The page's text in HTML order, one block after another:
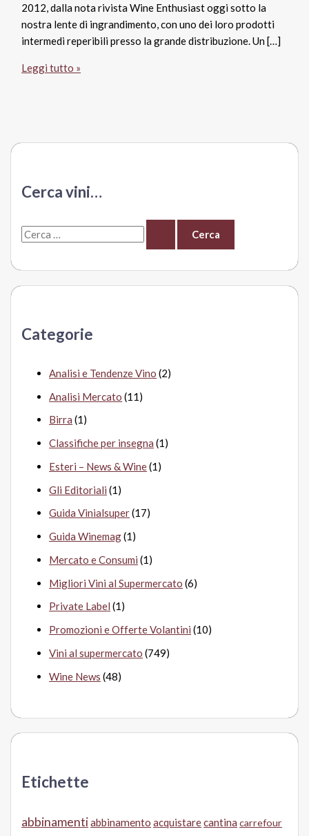
2012, dalla nota rivista Wine Enthusiast oggi sotto la
nostra lente di ingrandimento, con uno dei loro prodotti
intermedi reperibili presso la grande distribuzione. Un […]
Umbria
Caprai
Leggi tutto »
Cerca vini…
C
r
:Categorie
Analisi e Tendenze Vino (2)
Analisi Mercato (11)
Birra (1)
Classifiche per insegna (1)
Esteri – News & Wine(1)
Gli Editoriali (1)
Guida Vinialsuper(17)
Guida Winemag(1)
Mercato e Consumi (1)
Migliori Vini al Supermercato (6)
Private Label (1)
Promozioni e Offerte Volantini (10)
Vini al supermercato (749)
Wine News (48)
Etichette
abbinamentiabbinamento acquistarecantina carrefour